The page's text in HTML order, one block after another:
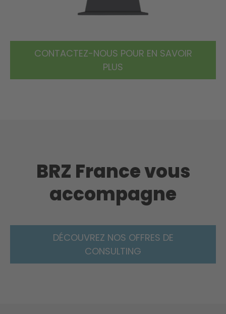
CONTACTEZ-NOUS POUR EN SAVOIR
PLUS
BRZ France vous
accompagne
DÉCOUVREZ NOS OFFRES DE
CONSULTING